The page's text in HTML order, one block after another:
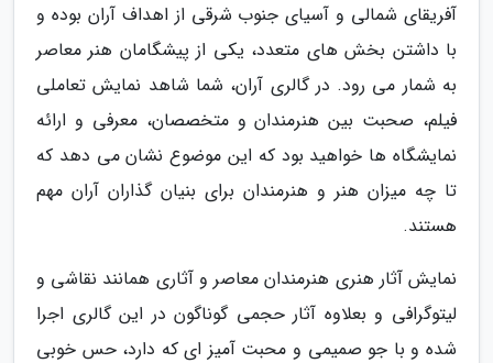
آفریقای شمالی و آسیای جنوب شرقی از اهداف آران بوده و
با داشتن بخش های متعدد، یکی از پیشگامان هنر معاصر
به شمار می رود. در گالری آران، شما شاهد نمایش تعاملی
فیلم، صحبت بین هنرمندان و متخصصان، معرفی و ارائه
نمایشگاه ها خواهید بود که این موضوع نشان می دهد که
تا چه میزان هنر و هنرمندان برای بنیان گذاران آران مهم
هستند.
نمایش آثار هنری هنرمندان معاصر و آثاری همانند نقاشی و
لیتوگرافی و بعلاوه آثار حجمی گوناگون در این گالری اجرا
شده و با جو صمیمی و محبت آمیز ای که دارد، حس خوبی